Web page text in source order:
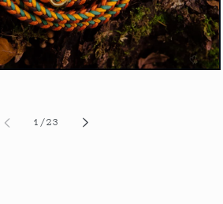
1 /von
23